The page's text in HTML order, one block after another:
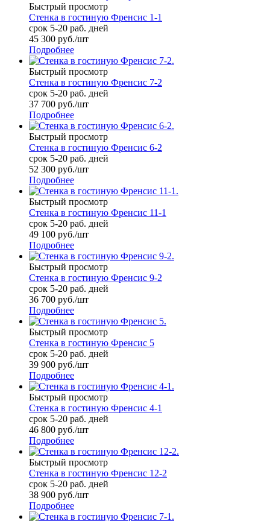
Быстрый просмотр
Стенка в гостиную Френсис 1-1
срок 5-20 раб. дней
45 300 руб./шт
Подробнее
Быстрый просмотр
Стенка в гостиную Френсис 7-2
срок 5-20 раб. дней
37 700 руб./шт
Подробнее
Быстрый просмотр
Стенка в гостиную Френсис 6-2
срок 5-20 раб. дней
52 300 руб./шт
Подробнее
Быстрый просмотр
Стенка в гостиную Френсис 11-1
срок 5-20 раб. дней
49 100 руб./шт
Подробнее
Быстрый просмотр
Стенка в гостиную Френсис 9-2
срок 5-20 раб. дней
36 700 руб./шт
Подробнее
Быстрый просмотр
Стенка в гостиную Френсис 5
срок 5-20 раб. дней
39 900 руб./шт
Подробнее
Быстрый просмотр
Стенка в гостиную Френсис 4-1
срок 5-20 раб. дней
46 800 руб./шт
Подробнее
Быстрый просмотр
Стенка в гостиную Френсис 12-2
срок 5-20 раб. дней
38 900 руб./шт
Подробнее